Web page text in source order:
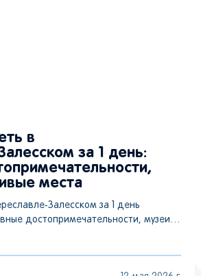
в
за 1 день:
места
за 1 день
достопримечательности, музеи,